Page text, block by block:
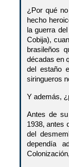
¿Por qué
hecho
la guerra
Cobija),
brasileños
décadas en
del estaño
siringueros
Y además,
Antes de
1938, antes
del
dependía